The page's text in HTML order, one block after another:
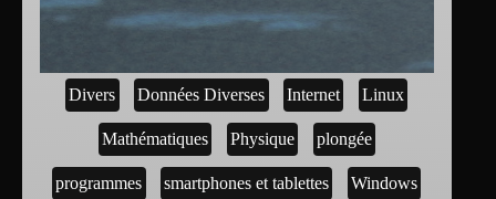
Divers Données Diverses Internet Linux
Mathématiques Physique plongée
programmes smartphones et tablettes Windows